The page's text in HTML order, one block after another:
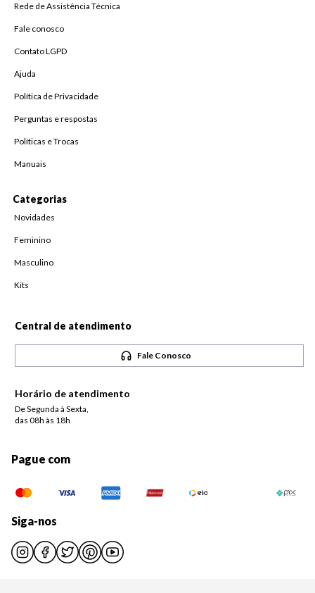
Rede de Assistência Técnica
Fale conosco
Contato LGPD
Ajuda
Política de Privacidade
Perguntas e respostas
Políticas e Trocas
Manuais
Categorias
Novidades
Feminino
Masculino
Kits
Central de atendimento
Fale Conosco
Horário de atendimento
De Segunda à Sexta,
das 08h às 18h
Pague com
Siga-nos